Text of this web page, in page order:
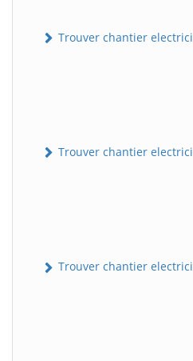
Trouver chantier
Trouver chantier
Trouver chantier